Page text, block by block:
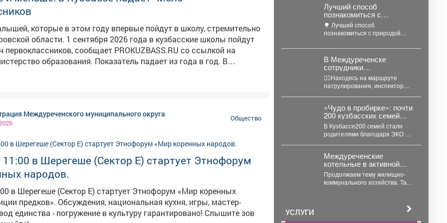
составом сержант полиции Любовь Аникина провела общую
Под веселую музыку дети с удовольствием выполняли
Общественного совета при Отделе
Татьяна Каробанова считает, что совместные
сотрудниками полиции помогают подросткам сделать осознанный
здоровья и законопослушного поведения.
которые в этом году впервые пойдут в школу, стремительно
2026 года в кузбасские школы пойдут
сообщает PROKUZBASS.RU со ссылкой на
Показатель падает из года в год. В
в регионе было25 741, в 2024-м – 27 813, а в 2023-м –
за несколько лет их стало меньше на 23%. Также Минобр
округе. Ранее сообщалось, что школы Кузбасса
готовятся к новым требованиям для младших классов.
Междуреченского муниципального округа Общество
11:00 в Шерегеше (Сектор Е) стартует Этнофорум
народов.
в Шерегеше (Сектор Е) стартует Этнофорум «Мир коренных
национальная кухня, игры, мастер-
- погружение в культуру гарантировано! Слышите зов
Лучший способ
познакомиться с
природой Кузбасса -
отправиться по экотропе.
🌳 Лучший способ
познакомиться с природой
экотропе. Здесь каждый
маршрут...
В Междуреченске
сотрудники
Госавтоинспекции
привлекли к
ответственности
водителя-бесправника,
который пытался
скрыться на мотоцикле
👮‍♂Находясь на маршруте
патрулирования, инспекторы
Шахтеров кроссовый
мотоцикл....
«Чудо в пробирке»: почти
200 кузбасских семей
стали родителями
В Кузбассе200 семей стали
родителями благодаря ЭКО –
Междуреченские
котельные в активной
фазе подготовки.
Продолжаем тему жилищно-
коммунального хозяйства. Так
УСЛУГИ